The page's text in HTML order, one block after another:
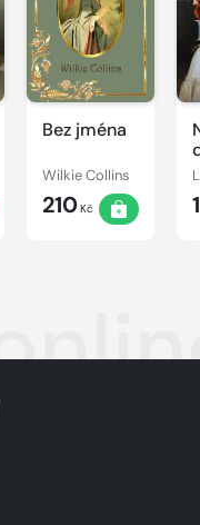
Bez jména
Wilkie Collins
210Kč
SVĚTLÝ/TMAVÝ REŽIM